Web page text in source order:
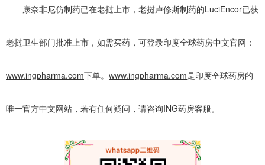
康奈非尼仿制药已在老挝上市，老挝卢修斯制药的LuciEncor已获
老挝卫生部门批准上市，如需买药，可登录印度全球药房中文官网：
www.ingpharma.com下单。 www.ingpharma.com是印度全球药房的
唯一官方中文网站，若有任何疑问，请咨询ING药房客服。